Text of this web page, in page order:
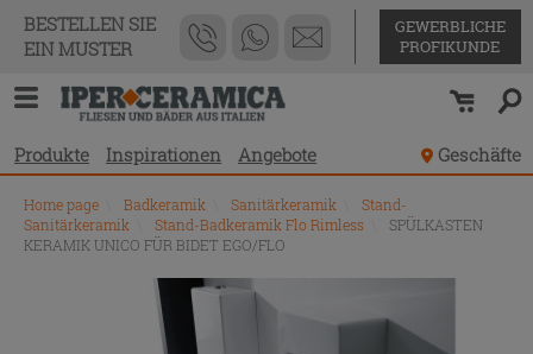
BESTELLEN SIE
EIN MUSTER
GEWERBLICHE
PROFIKUNDE
Produkte Inspirationen Angebote Geschäfte
Home page Badkeramik Sanitärkeramik
Stand-
Sanitärkeramik
Stand-Badkeramik Flo Rimless
SPÜLKASTEN
KERAMIK UNICO FÜR BIDET EGO/FLO